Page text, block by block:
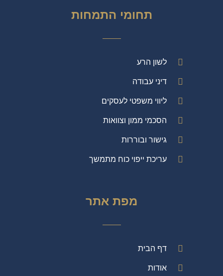
תחומי התמחות
לשון הרע
דיני עבודה
ליווי משפטי לעסקים
הסכמי ממון וצוואות
גישור ובוררות
עריכת ייפוי כוח מתמשך
מפת אתר
דף הבית
אודות